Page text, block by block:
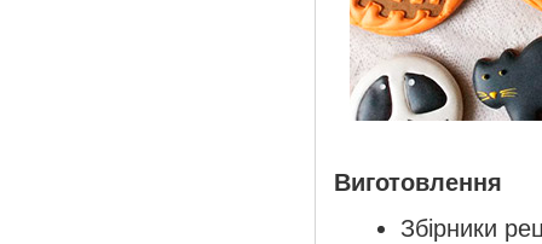
Виготовлення
Збірники